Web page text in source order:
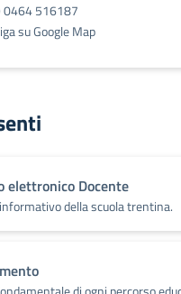
0464 516187
su Google Map
elettronico Docente
della scuola trentina.